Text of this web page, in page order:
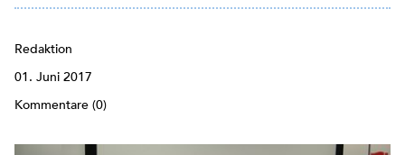
Redaktion
01. Juni 2017
Kommentare (0)